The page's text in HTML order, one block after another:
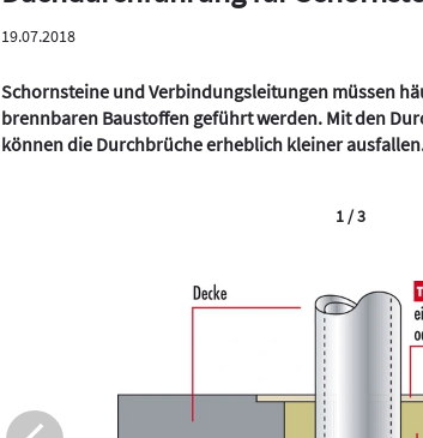
19.07.2018
Schornsteine und Verbindungsleitungen müssen
brennbaren Baustoffen geführt werden. Mit den
können die Durchbrüche erheblich kleiner
1 / 3